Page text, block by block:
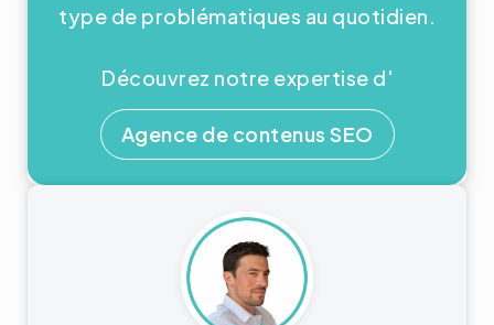
type de problématiques au quotidien.
Découvrez notre expertise d'
Agence de contenus SEO